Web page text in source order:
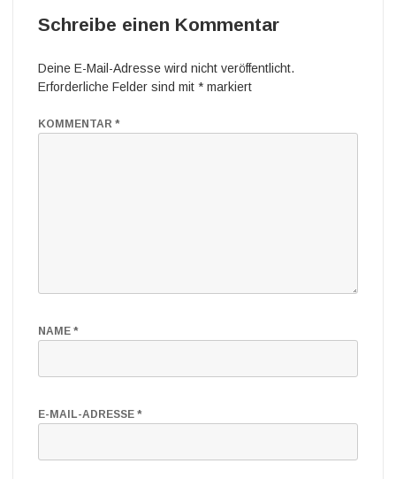
Schreibe einen Kommentar
Deine E-Mail-Adresse wird nicht veröffentlicht.
Erforderliche Felder sind mit * markiert
KOMMENTAR *
NAME *
E-MAIL-ADRESSE *